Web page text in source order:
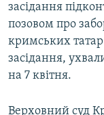
засідання
позовом про
кримських татар
засідання,
на 7 квітня.
Верховний суд